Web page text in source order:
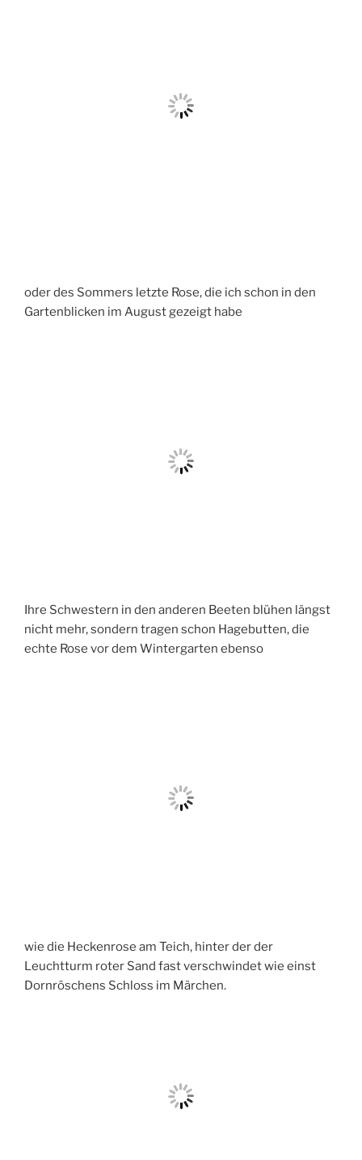
oder des Sommers letzte Rose, die ich schon in den
Gartenblicken im August gezeigt habe
Ihre Schwestern in den anderen Beeten blühen längst
nicht mehr, sondern tragen schon Hagebutten, die
echte Rose vor dem Wintergarten ebenso
wie die Heckenrose am Teich, hinter der der
Leuchtturm roter Sand fast verschwindet wie einst
Dornröschens Schloss im Märchen.